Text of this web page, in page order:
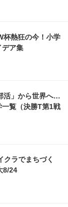
杯熱狂の今！小学
デア集
活」から世界へ…
一覧（決勝T第1戦
クラでまちづく
8/24